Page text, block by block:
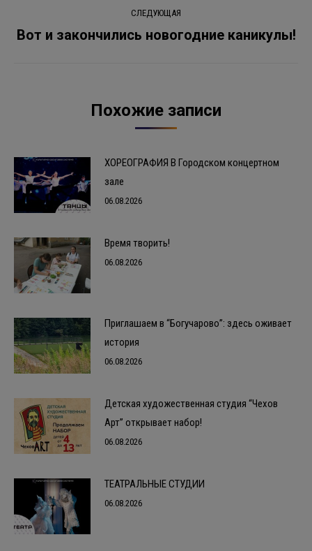
СЛЕДУЮЩАЯ
Следующая
Вот и закончились новогодние каникулы!
Похожие записи
ХОРЕОГРАФИЯ В Городском концертном
зале
06.08.2026
Время творить!
06.08.2026
Приглашаем в “Богучарово”: здесь оживает
история
06.08.2026
Детская художественная студия “Чехов
Арт” открывает набор!
06.08.2026
ТЕАТРАЛЬНЫЕ СТУДИИ
06.08.2026